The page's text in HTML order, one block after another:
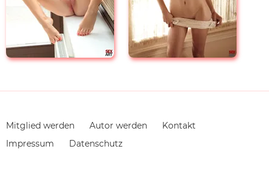
Navigation
überspringen
Mitglied werden Autor werden
Kontakt
Impressum
Datenschutz